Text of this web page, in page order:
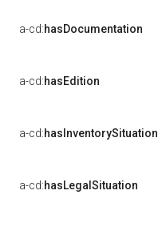
a-cd:hasDocumentation
a-cd:hasEdition
a-cd:hasInventorySituation
a-cd:hasLegalSituation